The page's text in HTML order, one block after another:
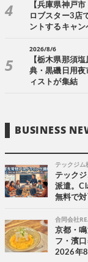
【兵庫県神戸
ロブスター3店
ントするキャン
2026/8/6
【栃木県那須
典・黒磯日用
ィストが集結
BUSINESS
テックジム
テック
派遣。
無料で
合同会社
京都・
フ・濱
2026年8